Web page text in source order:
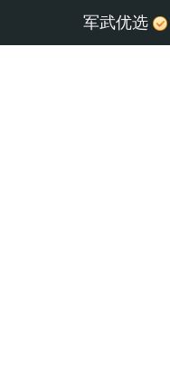
军武优选